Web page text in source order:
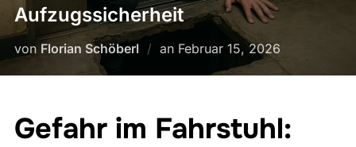
Aufzugssicherheit
von Florian Schöberl an Veröffentlicht
Februar 15, 2026
Gefahr im Fahrstuhl: